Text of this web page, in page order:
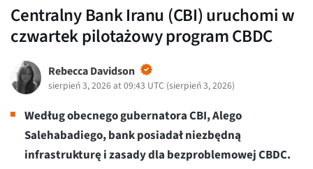
Centralny Bank Iranu (CBI) uruchomi w
czwartek pilotażowy program CBDC
Rebecca Davidson
sierpień 3, 2026 at 09:43 UTC (sierpień 3, 2026)
Według obecnego gubernatora CBI, Alego
Salehabadiego, bank posiadał niezbędną
infrastrukturę i zasady dla bezproblemowej CBDC.